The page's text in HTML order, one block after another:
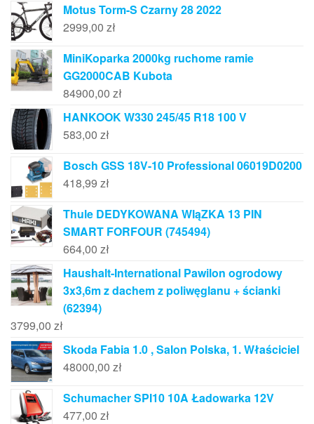
Motus Torm-S Czarny 28 2022
2999,00 zł
MiniKoparka 2000kg ruchome ramie
GG2000CAB Kubota
84900,00 zł
HANKOOK W330 245/45 R18 100 V
583,00 zł
Bosch GSS 18V-10 Professional 06019D0200
418,99 zł
Thule DEDYKOWANA WIąZKA 13 PIN
SMART FORFOUR (745494)
664,00 zł
Haushalt-International Pawilon ogrodowy
3x3,6m z dachem z poliwęglanu + ścianki
(62394)
3799,00 zł
Skoda Fabia 1.0 , Salon Polska, 1. Właściciel
48000,00 zł
Schumacher SPI10 10A Ładowarka 12V
477,00 zł